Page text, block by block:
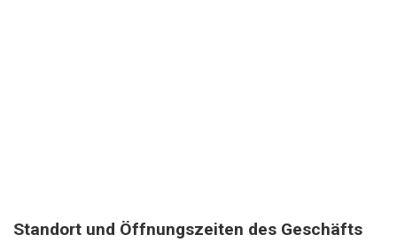
Standort und Öffnungszeiten des Geschäfts